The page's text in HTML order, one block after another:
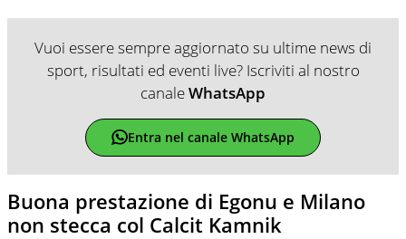
Vuoi essere sempre aggiornato su ultime news di
sport, risultati ed eventi live? Iscriviti al nostro
canaleWhatsApp
Entra nel canale WhatsApp
Buona prestazione di Egonu e Milano
non stecca col Calcit Kamnik